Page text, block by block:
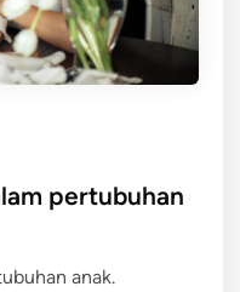
pertubuhan
anak.